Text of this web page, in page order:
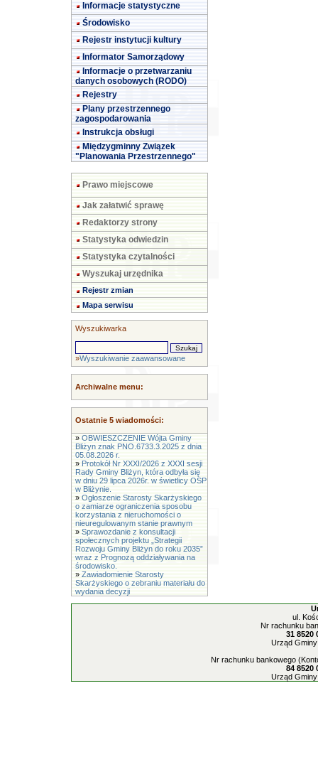
Informacje statystyczne
Środowisko
Rejestr instytucji kultury
Informator Samorządowy
Informacje o przetwarzaniu
danych osobowych (RODO)
Rejestry
Plany przestrzennego
zagospodarowania
Instrukcja obsługi
Międzygminny Związek
"Planowania Przestrzennego"
Prawo miejscowe
Jak załatwić sprawę
Redaktorzy strony
Statystyka odwiedzin
Statystyka czytalności
Wyszukaj urzędnika
Rejestr zmian
Mapa serwisu
Wyszukiwarka
»Wyszukiwanie zaawansowane
Archiwalne menu:
Ostatnie 5 wiadomości:
» OBWIESZCZENIE Wójta Gminy
Bliżyn znak PNO.6733.3.2025 z dnia
05.08.2026 r.
» Protokół Nr XXXI/2026 z XXXI sesji
Rady Gminy Bliżyn, która odbyła się
w dniu 29 lipca 2026r. w świetlicy OSP
w Bliżynie.
» Ogłoszenie Starosty Skarżyskiego
o zamiarze ograniczenia sposobu
korzystania z nieruchomości o
nieuregulowanym stanie prawnym
» Sprawozdanie z konsultacji
społecznych projektu „Strategii
Rozwoju Gminy Bliżyn do roku 2035”
wraz z Prognozą oddziaływania na
środowisko.
» Zawiadomienie Starosty
Skarżyskiego o zebraniu materiału do
wydania decyzji
ul.
Nr rachunku
31 8520
Urząd
Nr rachunku bankowego
84 8520
Urząd